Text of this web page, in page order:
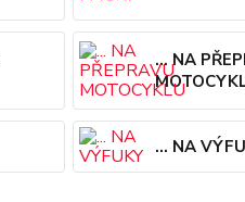
... NA
... NA